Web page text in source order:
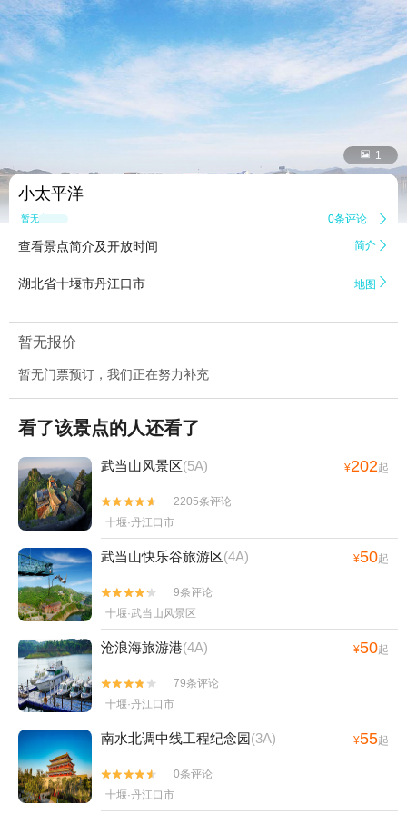
 1
小太平洋
暂无点评 0条评论 
查看景点简介及开放时间 简介 
湖北省十堰市丹江口市 地图 
暂无报价
暂无门票预订，我们正在努力补充
看了该景点的人还看了
武当山风景区(5A) ¥202起


2205条评论
十堰·丹江口市
武当山快乐谷旅游区(4A) ¥50起


9条评论
十堰·武当山风景区
沧浪海旅游港(4A) ¥50起


79条评论
十堰·丹江口市
南水北调中线工程纪念园(3A) ¥55起


0条评论
十堰·丹江口市
